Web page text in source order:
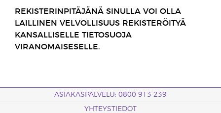
REKISTERINPITÄJÄNÄ SINULLA VOI OLLA
LAILLINEN VELVOLLISUUS REKISTERÖITYÄ
KANSALLISELLE TIETOSUOJA
VIRANOMAISESELLE.
ASIAKASPALVELU: 0800 913 239
YHTEYSTIEDOT